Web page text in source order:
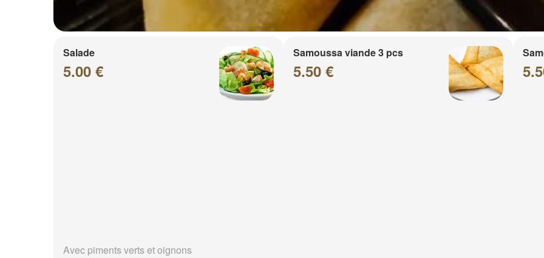
Salade
5.00 €
Avec piments verts et oignons
Samoussa viande 3 pcs
5.50 €